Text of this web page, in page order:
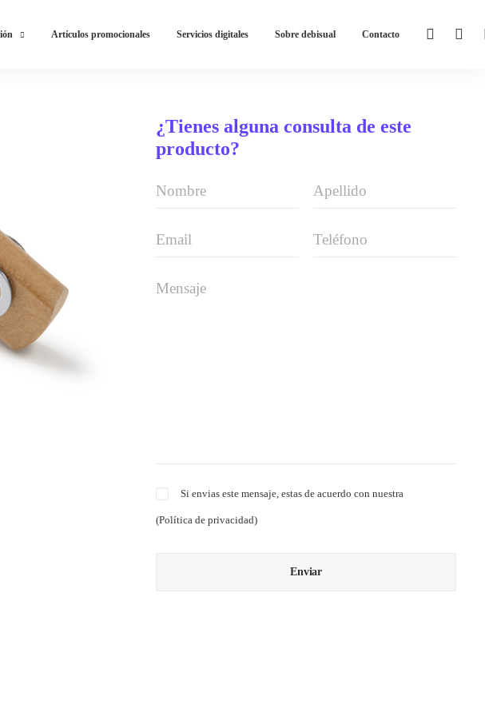
Artículos promocionales Servicios digitales Sobre debisual Contacto
¿Tienes alguna consulta de este
producto?
Si envias este mensaje, estas de acuerdo con nuestra
(Política de privacidad)